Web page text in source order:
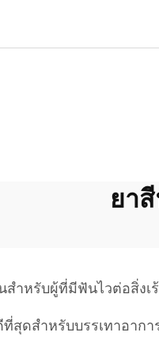
ยา
สำหรับผู้ที่มีฟันไวต่อสิ่งเ
สุดสำหรับบรรเทาอาก